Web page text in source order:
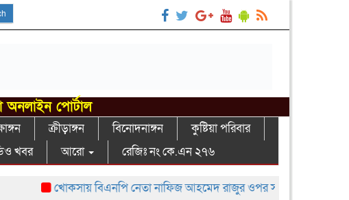
অনলাইন পোর্টাল
ক্রীড়াঙ্গন বিনোদনাঙ্গন
কুষ্টিয়া পরিবার
খবর আরো রেজিঃ নং কে.এন ২৭৬
খোকসায় বিএনপি নেতা নাফিজ আহমেদ রাজুর ওপর সশস্ত্র হামলা, গুরুতর